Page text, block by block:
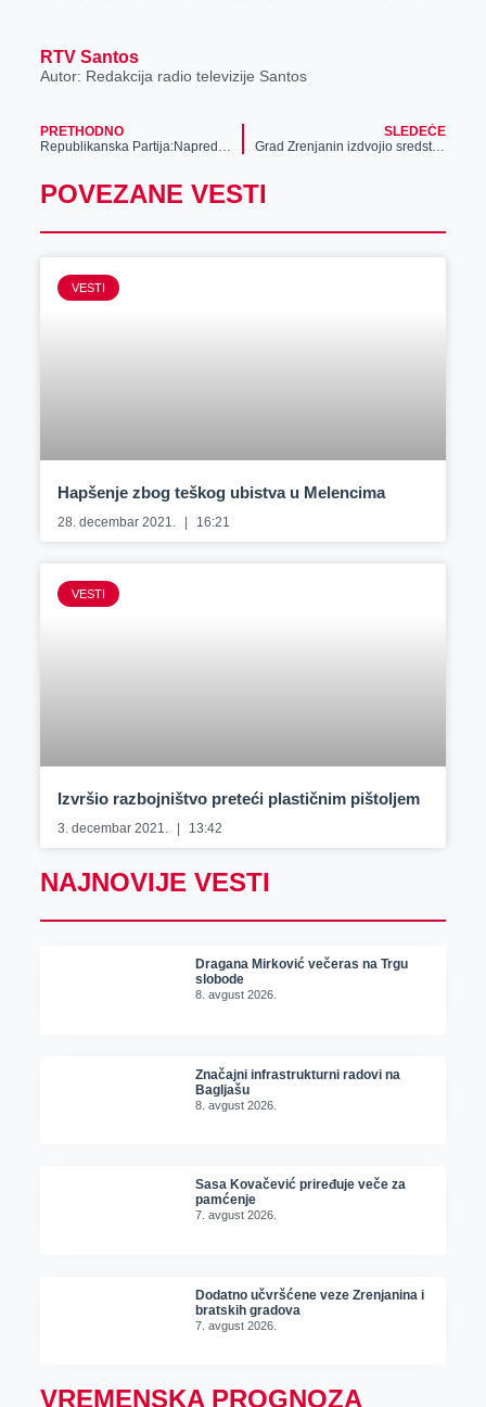
RTV Santos
Autor: Redakcija radio televizije Santos
PRETHODNO
Republikanska Partija:Naprednjaci nas vraćaju u devedesete
SLEDEĆE
Grad Zrenjanin izdvojio sredstva za formiranje vetrozaštitnih pojaseva
POVEZANE VESTI
VESTI
Hapšenje zbog teškog ubistva u Melencima
28. decembar 2021. 16:21
VESTI
Izvršio razbojništvo preteći plastičnim pištoljem
3. decembar 2021. 13:42
NAJNOVIJE VESTI
Dragana Mirković večeras na Trgu
slobode
8. avgust 2026.
Značajni infrastrukturni radovi na
Bagljašu
8. avgust 2026.
Sasa Kovačević priređuje veče za
pamćenje
7. avgust 2026.
Dodatno učvršćene veze Zrenjanina i
bratskih gradova
7. avgust 2026.
VREMENSKA PROGNOZA